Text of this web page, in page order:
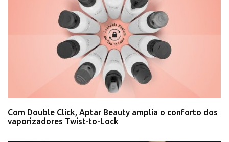
Com Double Click, Aptar Beauty amplia o conforto dos
vaporizadores Twist-to-Lock